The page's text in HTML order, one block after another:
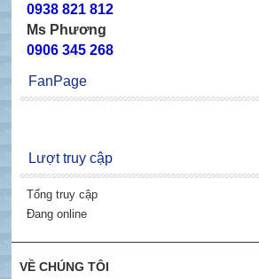
0938 821 812
Ms Phương
0906 345 268
FanPage
Lượt truy cập
Tổng truy cập
Đang online
VỀ CHÚNG TÔI